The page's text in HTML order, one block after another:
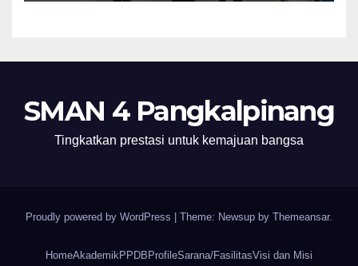
SMAN 4 Pangkalpinang
Tingkatkan prestasi untuk kemajuan bangsa
Proudly powered by WordPress | Theme: Newsup by Themeansar.
HomeAkademikPPDB ProfileSarana/FasilitasVisi dan Misi